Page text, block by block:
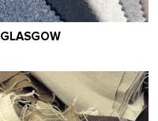
GLASGOW